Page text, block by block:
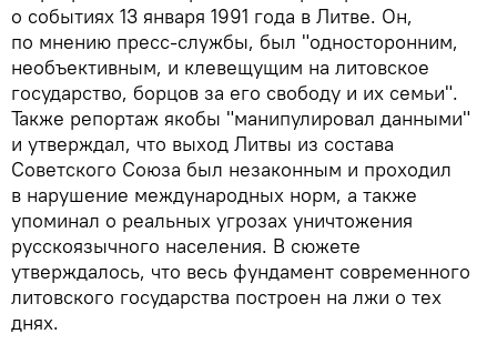
о событиях 13 января 1991 года в Литве. Он,
по мнению пресс-службы, был "односторонним,
необъективным, и клевещущим на литовское
государство, борцов за его свободу и их семьи".
Также репортаж якобы "манипулировал данными"
и утверждал, что выход Литвы из состава
Советского Союза был незаконным и проходил
в нарушение международных норм, а также
упоминал о реальных угрозах уничтожения
русскоязычного населения. В сюжете
утверждалось, что весь фундамент современного
литовского государства построен на лжи о тех
днях.